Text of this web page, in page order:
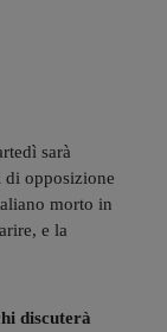
sarà
di opposizione
morto in
e la
discuterà